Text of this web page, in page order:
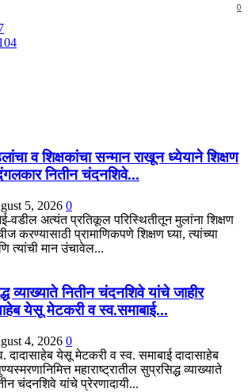
0
व शिक्षकांचा सन्मान राखून ध्येयाने शिक्षण
नितीन चंदनशिवे...
5, 2026 0
वडील अत्यंत प्रतिकूल परिस्थितीतून मुलांना शिक्षण
करण्यासाठी प्रामाणिकपणे शिक्षण घ्या, त्यांच्या
त्यांची मान उंचावेल...
व्याख्याते नितीन चंदनशिवे यांचे जाहीर
येसू मेटकरी व स्व.समाबाई...
4, 2026 0
दादासाहेब येसू मेटकरी व स्व. समाबाई दादासाहेब
महाराष्ट्रातील सुप्रसिद्ध व्याख्याते
चंदनशिवे यांचे प्रेरणादायी...